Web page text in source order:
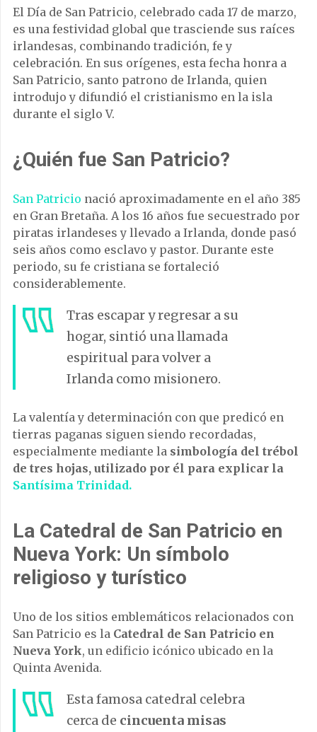
El Día de San Patricio, celebrado cada 17 de marzo,
es una festividad global que trasciende sus raíces
irlandesas, combinando tradición, fe y
celebración. En sus orígenes, esta fecha honra a
San Patricio, santo patrono de Irlanda, quien
introdujo y difundió el cristianismo en la isla
durante el siglo V.
¿Quién fue San Patricio?
San Patricio nació aproximadamente en el año 385
en Gran Bretaña. A los 16 años fue secuestrado por
piratas irlandeses y llevado a Irlanda, donde pasó
seis años como esclavo y pastor. Durante este
periodo, su fe cristiana se fortaleció
considerablemente.
Tras escapar y regresar a su
hogar, sintió una llamada
espiritual para volver a
Irlanda como misionero.
La valentía y determinación con que predicó en
tierras paganas siguen siendo recordadas,
especialmente mediante la simbología del trébol
de tres hojas, utilizado por él para explicar la
Santísima Trinidad.
La Catedral de San Patricio en
Nueva York: Un símbolo
religioso y turístico
Uno de los sitios emblemáticos relacionados con
San Patricio es la Catedral de San Patricio en
Nueva York, un edificio icónico ubicado en la
Quinta Avenida.
Esta famosa catedral celebra
cerca de cincuenta misas